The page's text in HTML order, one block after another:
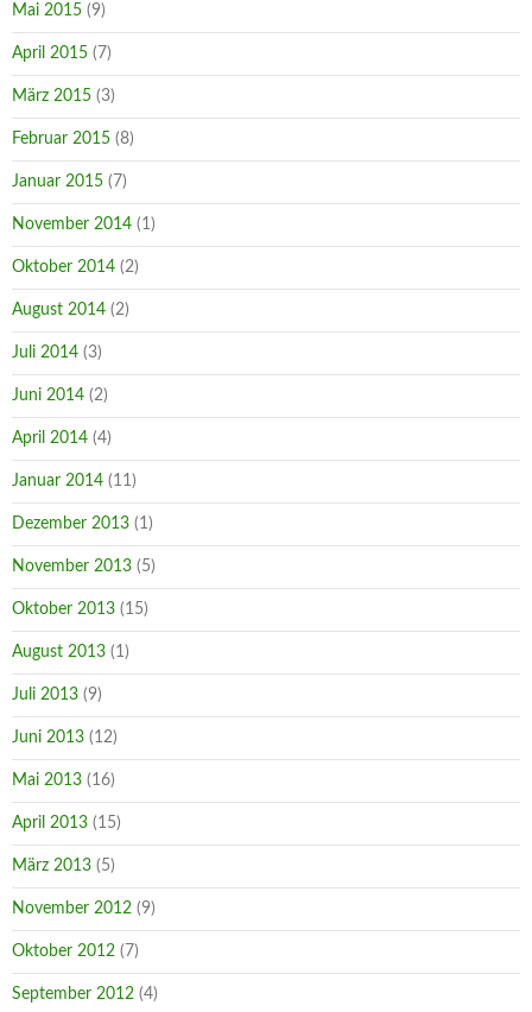
Mai 2015 (9)
April 2015 (7)
März 2015 (3)
Februar 2015 (8)
Januar 2015 (7)
November 2014 (1)
Oktober 2014 (2)
August 2014 (2)
Juli 2014 (3)
Juni 2014 (2)
April 2014 (4)
Januar 2014 (11)
Dezember 2013 (1)
November 2013 (5)
Oktober 2013 (15)
August 2013 (1)
Juli 2013 (9)
Juni 2013 (12)
Mai 2013 (16)
April 2013 (15)
März 2013 (5)
November 2012 (9)
Oktober 2012 (7)
September 2012 (4)